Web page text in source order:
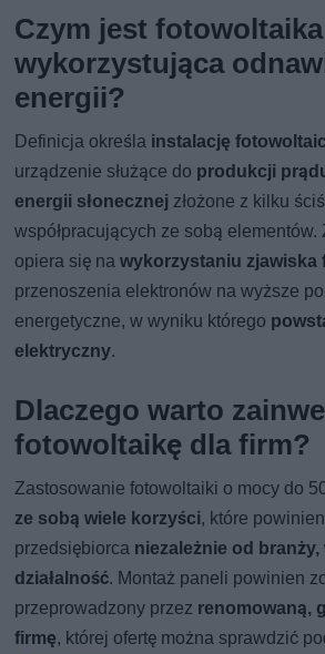
Czym jest fotowoltaika
wykorzystująca
energii?
Definicja określa instalację
urządzenie służące do produkcji
energii słonecznej złożone z kilku
współpracujących ze sobą elementów.
opiera się nawykorzystaniu zjawiska
przenoszenia elektronów na wyższe
energetyczne, w wyniku którego
elektryczny.
Dlaczego warto
fotowoltaikę dla firm?
Zastosowanie fotowoltaiki o mocy do
ze sobą wiele korzyści, które
przedsiębiorca niezależnie od
działalność. Montaż paneli powinien
przeprowadzony przez renomowaną,
firmę, której ofertę można sprawdzić